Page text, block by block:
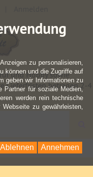
und Hobby sowie
Lieferfristen betragen 2-4
zu personalisieren,
können und die Zugriffe auf
geben wir Informationen zu
Partner für soziale Medien,
werden rein technische
zu gewährleisten,
Annehmen
Ablehnen